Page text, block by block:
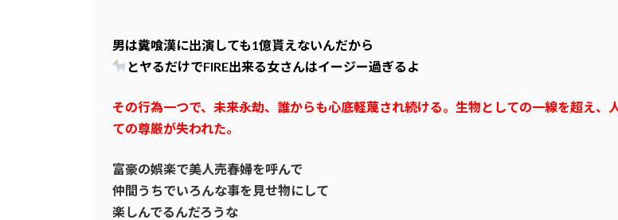
男は糞喰漢に出演しても1億貰えないんだから
とヤるだけでFIRE出来る女さんはイージー過ぎるよ
その行為一つで、未来永劫、誰からも心底軽蔑され続ける。生物としての一線を超え、
ての尊厳が失われた。
富豪の娯楽で美人売春婦を呼んで
仲間うちでいろんな事を見せ物にして
楽しんでるんだろうな